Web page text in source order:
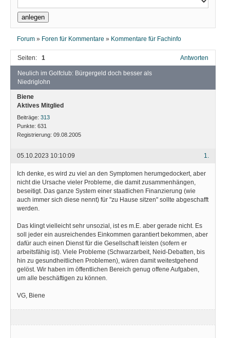
Forum » Foren für Kommentare » Kommentare für Fachinfo
Seiten: 1 Antworten
Neulich im Golfclub: Bürgergeld doch besser als
Niedriglohn
Biene
Aktives Mitglied
Beiträge: 313
Punkte: 631
Registrierung: 09.08.2005
1.
05.10.2023 10:10:09
Ich denke, es wird zu viel an den Symptomen herumgedockert, aber
nicht die Ursache vieler Probleme, die damit zusammenhängen,
beseitigt. Das ganze System einer staatlichen Finanzierung (wie
auch immer sich diese nennt) für "zu Hause sitzen" sollte abgeschafft
werden.
Das klingt vielleicht sehr unsozial, ist es m.E. aber gerade nicht. Es
soll jeder ein ausreichendes Einkommen garantiert bekommen, aber
dafür auch einen Dienst für die Gesellschaft leisten (sofern er
arbeitsfähig ist). Viele Probleme (Schwarzarbeit, Neid-Debatten, bis
hin zu gesundheitlichen Problemen), wären damit weitestgehend
gelöst. Wir haben im öffentlichen Bereich genug offene Aufgaben,
um alle beschäftigen zu können.
VG, Biene